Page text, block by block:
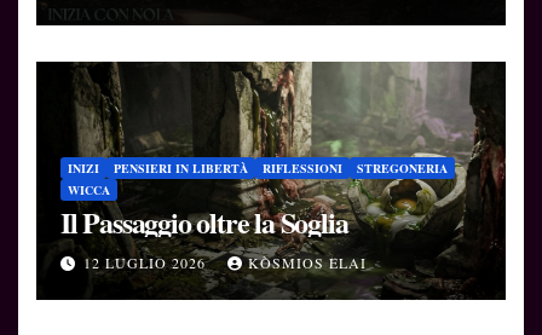
INIZI PENSIERI IN LIBERTÀ RIFLESSIONI
STREGONERIA
WICCA
Il Passaggio oltre la Soglia
12 LUGLIO 2026 KÒSMIOS ELAI